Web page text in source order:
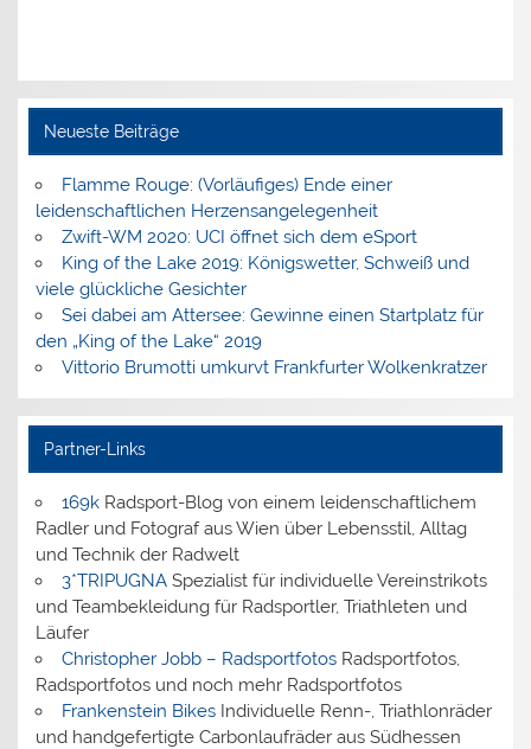
Neueste Beiträge
Flamme Rouge: (Vorläufiges) Ende einer
leidenschaftlichen Herzensangelegenheit
Zwift-WM 2020: UCI öffnet sich dem eSport
King of the Lake 2019: Königswetter, Schweiß und
viele glückliche Gesichter
Sei dabei am Attersee: Gewinne einen Startplatz für
den „King of the Lake“ 2019
Vittorio Brumotti umkurvt Frankfurter Wolkenkratzer
Partner-Links
169kRadsport-Blog von einem leidenschaftlichem
Radler und Fotograf aus Wien über Lebensstil, Alltag
und Technik der Radwelt
3*TRIPUGNASpezialist für individuelle Vereinstrikots
und Teambekleidung für Radsportler, Triathleten und
Läufer
Christopher Jobb – RadsportfotosRadsportfotos,
Radsportfotos und noch mehr Radsportfotos
Frankenstein BikesIndividuelle Renn-, Triathlonräder
und handgefertigte Carbonlaufräder aus Südhessen